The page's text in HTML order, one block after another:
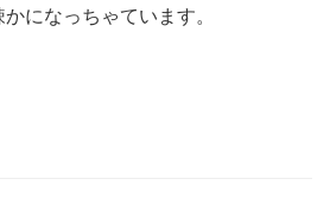
になっちゃています。